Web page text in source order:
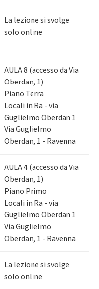
La lezione si svolge
solo online
AULA 8 (accesso da Via
Oberdan, 1)
Piano Terra
Locali in Ra - via
Guglielmo Oberdan 1
Via Guglielmo
Oberdan, 1 - Ravenna
AULA 4 (accesso da Via
Oberdan, 1)
Piano Primo
Locali in Ra - via
Guglielmo Oberdan 1
Via Guglielmo
Oberdan, 1 - Ravenna
La lezione si svolge
solo online